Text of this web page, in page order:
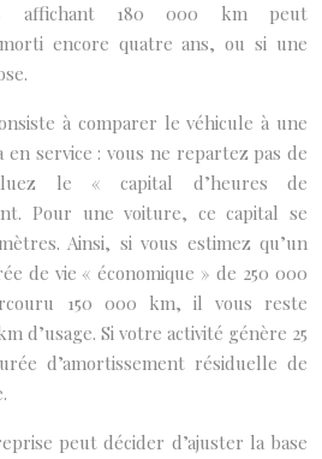
affichant 180 000 km peut
encore quatre ans, ou si une
à comparer le véhicule à une
service : vous ne repartez pas de
le « capital d’heures de
Pour une voiture, ce capital se
Ainsi, si vous estimez qu’un
de vie « économique » de 250 000
150 000 km, il vous reste
d’usage. Si votre activité génère 25
d’amortissement résiduelle de
peut décider d’ajuster la base